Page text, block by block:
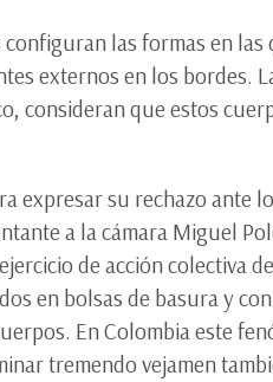
las formas en las
externos en los bordes.
consideran que estos
expresar su rechazo ante
a la cámara Miguel
de acción colectiva
en bolsas de basura y
En Colombia este
tremendo vejamen